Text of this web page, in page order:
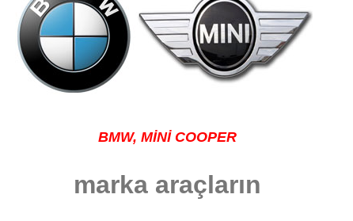
BMW, MİNİ COOPER
marka araçların